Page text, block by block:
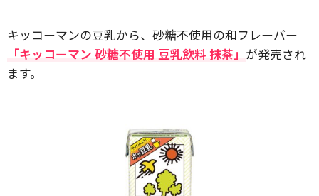
キッコーマンの豆乳から、砂糖不使用の和フレーバー
「キッコーマン 砂糖不使用 豆乳飲料 抹茶」 が発売され
ます。